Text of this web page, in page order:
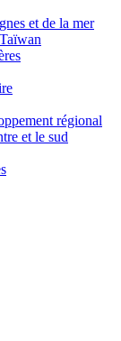
et de la mer
régional
et le sud